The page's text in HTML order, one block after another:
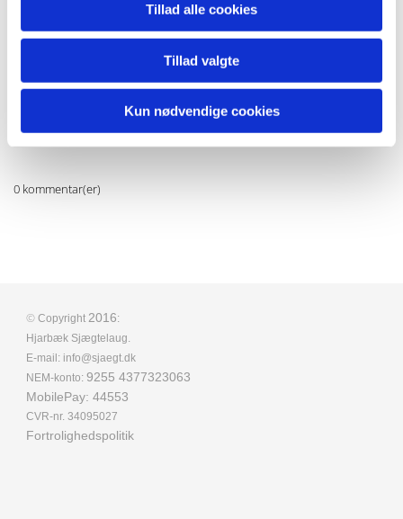
Tillad alle cookies
Tillad valgte
Kun nødvendige cookies
0 kommentar(er)
© Copyright 2016:
Hjarbæk Sjægtelaug.
E-mail: info@sjaegt.dk
NEM-konto: 9255 4377323063
MobilePay: 44553
CVR-nr. 34095027
Fortrolighedspolitik